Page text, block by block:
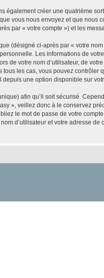
également créer une quatrième
vous nous envoyez et que
par « votre compte ») et les
(désigné ci-après par « votre
Les informations de
de votre nom d’utilisateur, de
les cas, vous pouvez
une option disponible sur
afin qu’il soit sécurisé.
», veillez donc à le conservez
le mot de passe de votre
d’utilisateur et votre adresse